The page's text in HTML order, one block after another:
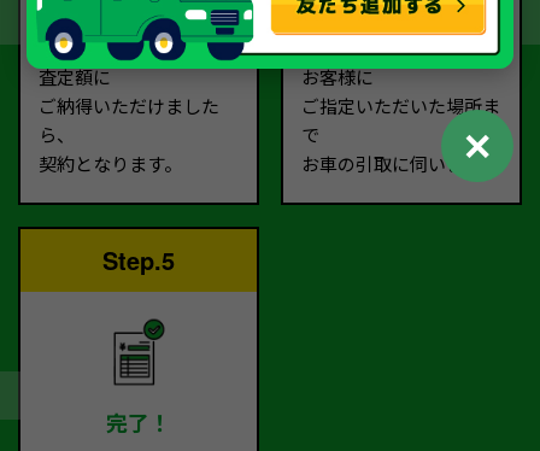
契約
査定額に
ご納得いただけました
ら、
契約となります。
お引取り
お客様に
ご指定いただいた場所ま
で
お車の引取に伺います。
Step.5
完了！
✕